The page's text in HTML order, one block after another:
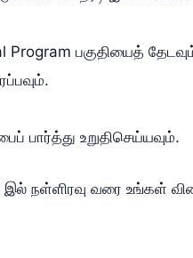
Program பகுதியைத்
பார்த்து உறுதிசெய்யவும்.
இல் நள்ளிரவு வரை உங்கள்